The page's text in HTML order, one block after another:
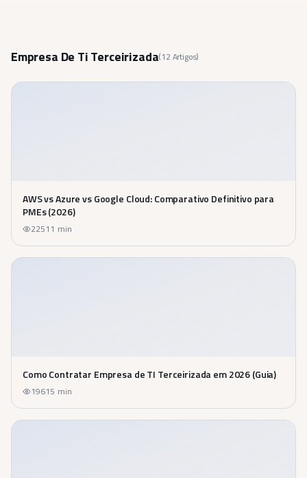
Empresa De Ti Terceirizada(12 Artigos)
AWS vs Azure vs Google Cloud: Comparativo Definitivo para
PMEs (2026)
22511 min
Como Contratar Empresa de TI Terceirizada em 2026 (Guia)
19615 min